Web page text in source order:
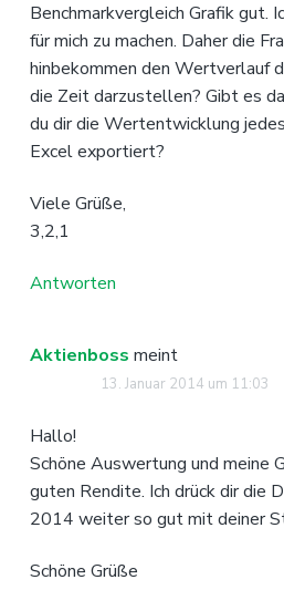
Benchmarkvergleich Grafik gut.
für mich zu machen. Daher die
hinbekommen den Wertverlauf
die Zeit darzustellen? Gibt es
du dir die Wertentwicklung
Excel exportiert?
Viele Grüße,
3,2,1
Antworten
Aktienboss meint
13. Januar 2014 um 11:03
Hallo!
Schöne Auswertung und meine
guten Rendite. Ich drück dir die
2014 weiter so gut mit deiner
Schöne Grüße